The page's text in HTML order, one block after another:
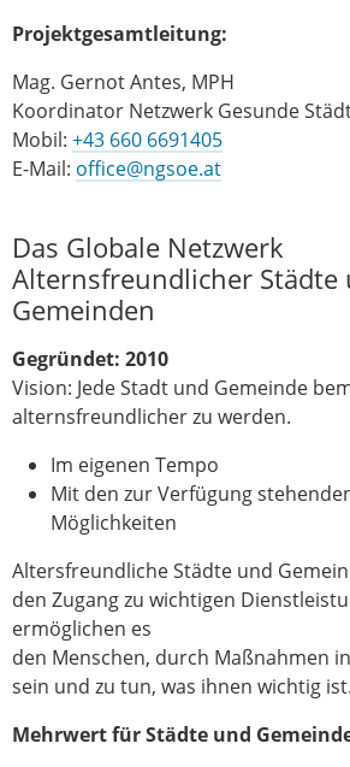
Projektgesamtleitung:
Mag. Gernot Antes, MPH
Koordinator Netzwerk Gesunde
Mobil: +43 660 6691405
E-Mail: office@ngsoe.at
Das Globale Netzwerk
Alternsfreundlicher Städte
Gemeinden
Gegründet: 2010
Vision: Jede Stadt und Gemeinde
alternsfreundlicher zu werden.
Im eigenen Tempo
Mit den zur Verfügung
Möglichkeiten
Altersfreundliche Städte und
den Zugang zu wichtigen
ermöglichen es
den Menschen, durch Maßnahmen
sein und zu tun, was ihnen wichtig ist.
Mehrwert für Städte und